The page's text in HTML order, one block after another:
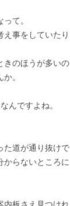
て。
事をしていたり
きのほうが多いの
。
んですよね。
た道が通り抜けで
からないところに